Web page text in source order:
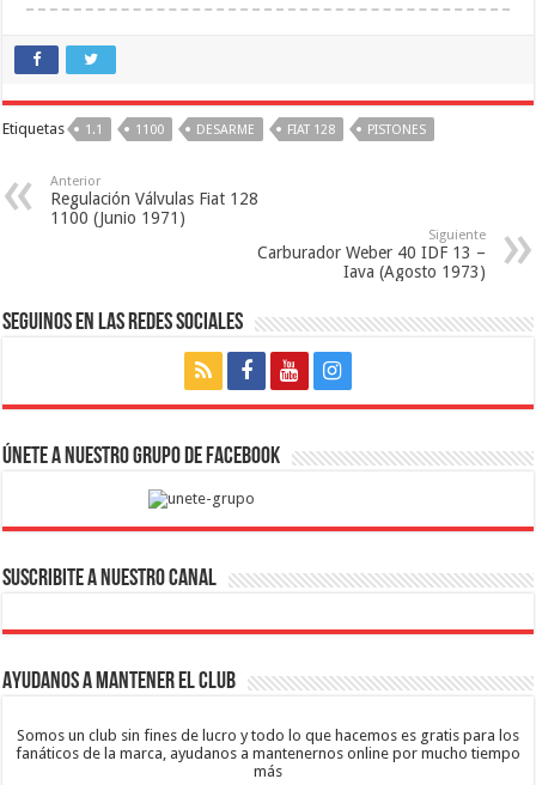
Etiquetas 1.1 1100 DESARME FIAT 128 PISTONES
Anterior
Regulación Válvulas Fiat 128
1100 (Junio 1971)
Siguiente
Carburador Weber 40 IDF 13 –
Iava (Agosto 1973)
Seguinos en las Redes Sociales
Únete a nuestro Grupo de Facebook
SUSCRIBITE A NUESTRO CANAL
Ayudanos a mantener el club
Somos un club sin fines de lucro y todo lo que hacemos es gratis para los
fanáticos de la marca, ayudanos a mantenernos online por mucho tiempo
más